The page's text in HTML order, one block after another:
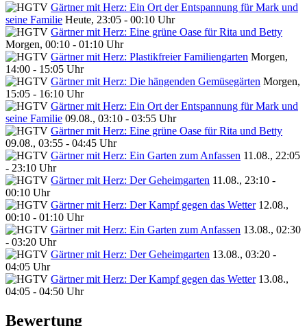
Gärtner mit Herz: Ein Ort der Entspannung für Mark und
seine Familie Heute, 23:05 - 00:10 Uhr
Gärtner mit Herz: Eine grüne Oase für Rita und Betty
Morgen, 00:10 - 01:10 Uhr
Gärtner mit Herz: Plastikfreier Familiengarten Morgen,
14:00 - 15:05 Uhr
Gärtner mit Herz: Die hängenden Gemüsegärten Morgen,
15:05 - 16:10 Uhr
Gärtner mit Herz: Ein Ort der Entspannung für Mark und
seine Familie 09.08., 03:10 - 03:55 Uhr
Gärtner mit Herz: Eine grüne Oase für Rita und Betty
09.08., 03:55 - 04:45 Uhr
Gärtner mit Herz: Ein Garten zum Anfassen 11.08., 22:05
- 23:10 Uhr
Gärtner mit Herz: Der Geheimgarten 11.08., 23:10 -
00:10 Uhr
Gärtner mit Herz: Der Kampf gegen das Wetter 12.08.,
00:10 - 01:10 Uhr
Gärtner mit Herz: Ein Garten zum Anfassen 13.08., 02:30
- 03:20 Uhr
Gärtner mit Herz: Der Geheimgarten 13.08., 03:20 -
04:05 Uhr
Gärtner mit Herz: Der Kampf gegen das Wetter 13.08.,
04:05 - 04:50 Uhr
Bewertung